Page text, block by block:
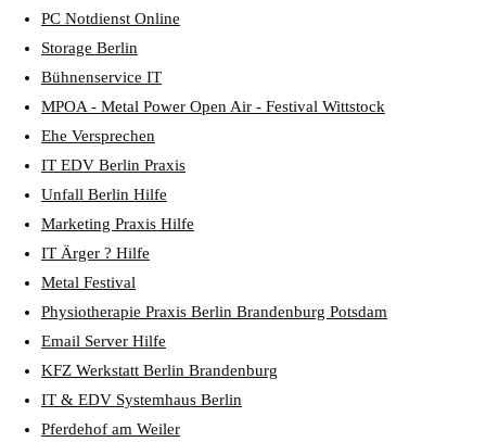
PC Notdienst Online
Storage Berlin
Bühnenservice IT
MPOA - Metal Power Open Air - Festival Wittstock
Ehe Versprechen
IT EDV Berlin Praxis
Unfall Berlin Hilfe
Marketing Praxis Hilfe
IT Ärger ? Hilfe
Metal Festival
Physiotherapie Praxis Berlin Brandenburg Potsdam
Email Server Hilfe
KFZ Werkstatt Berlin Brandenburg
IT & EDV Systemhaus Berlin
Pferdehof am Weiler